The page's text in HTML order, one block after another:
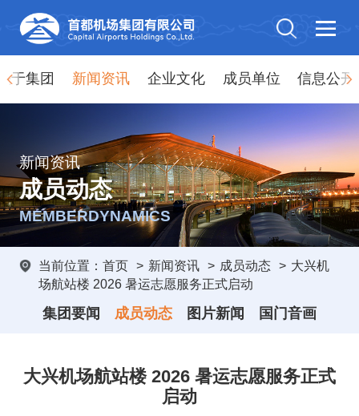
于集团 新闻资讯 企业文化 成员单位 信息公开
新闻资讯
成员动态
MEMBERDYNAMICS
当前位置： 首页 > 新闻资讯 > 成员动态 > 大兴机
场航站楼 2026 暑运志愿服务正式启动
集团要闻 成员动态 图片新闻 国门音画
大兴机场航站楼 2026 暑运志愿服务正式
启动